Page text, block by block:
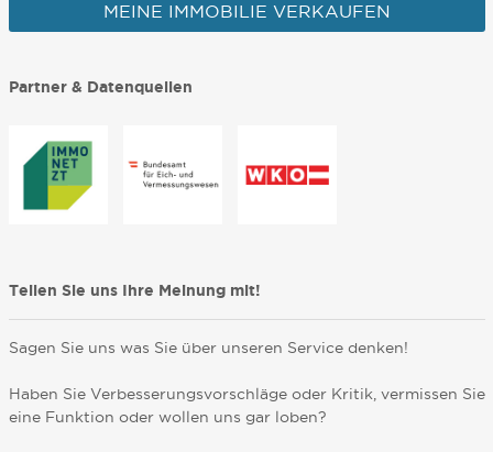
MEINE IMMOBILIE VERKAUFEN
Partner & Datenquellen
Teilen Sie uns Ihre Meinung mit!
Sagen Sie uns was Sie über unseren Service denken!
Haben Sie Verbesserungsvorschläge oder Kritik, vermissen Sie
eine Funktion oder wollen uns gar loben?